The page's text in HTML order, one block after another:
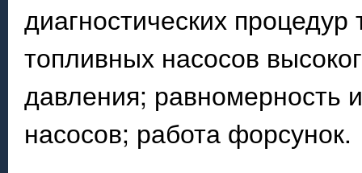
диагностических
топливных насосов
давления; равномерность
насосов; работа форсунок.